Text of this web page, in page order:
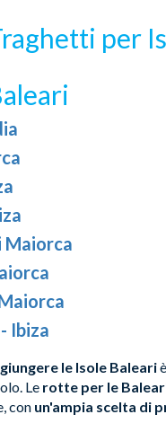
per
Maiorca
Ibiza
le Isole Baleari
Le rotte per le
con un'ampia scelta di